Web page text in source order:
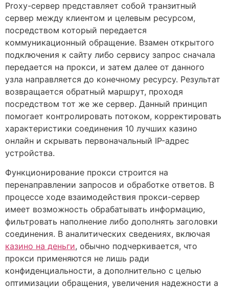
Proxy-сервер представляет собой транзитный
сервер между клиентом и целевым ресурсом,
посредством который передается
коммуникационный обращение. Взамен открытого
подключения к сайту либо сервису запрос сначала
передается на прокси, и затем далее от данного
узла направляется до конечному ресурсу. Результат
возвращается обратный маршрут, проходя
посредством тот же же сервер. Данный принцип
помогает контролировать потоком, корректировать
характеристики соединения 10 лучших казино
онлайн и скрывать первоначальный IP-адрес
устройства.
Функционирование прокси строится на
перенаправлении запросов и обработке ответов. В
процессе ходе взаимодействия прокси-сервер
имеет возможность обрабатывать информацию,
фильтровать наполнение либо дополнять заголовки
соединения. В аналитических сведениях, включая
казино на деньги, обычно подчеркивается, что
прокси применяются не лишь ради
конфиденциальности, а дополнительно с целью
оптимизации обращения, увеличения надежности а